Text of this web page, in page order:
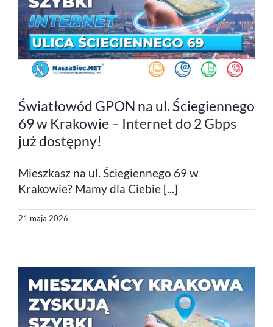
Światłowód GPON na ul. Ściegiennego
69 w Krakowie – Internet do 2 Gbps
już dostępny!
Mieszkasz na ul. Ściegiennego 69 w
Krakowie? Mamy dla Ciebie [...]
21 maja 2026